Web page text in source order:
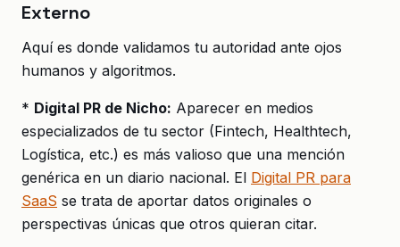
Externo
Aquí es donde validamos tu autoridad ante ojos
humanos y algoritmos.
* Digital PR de Nicho: Aparecer en medios
especializados de tu sector (Fintech, Healthtech,
Logística, etc.) es más valioso que una mención
genérica en un diario nacional. El Digital PR para
SaaS se trata de aportar datos originales o
perspectivas únicas que otros quieran citar.